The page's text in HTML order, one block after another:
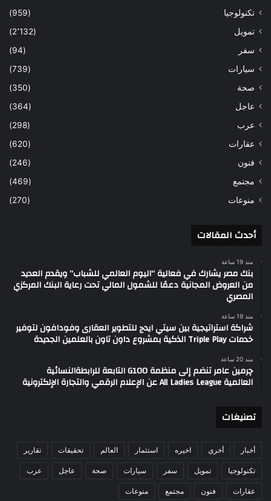
تكنولوجيا
(959)
تمويل
(2٬132)
سفر
(94)
سيارات
(739)
صحة
(350)
عاجل
(364)
عرب
(298)
عقارات
(620)
فنون
(246)
مجتمع
(469)
منوعات
(270)
أحدث المقالات
منذ 19 ساعة
بنك مصر يشارك في فعالية “اليوم العالمي للشباب” ويقدم العديد
من العروض المجانية دعمًا للشمول المالي تحت رعاية البنك المركزي
المصري
منذ 19 ساعة
شراكة استراتيجية بين سيتي ايدج للتطوير العقارى وفودافون لتوفير
خدمات Triple Play الذكية بمشروع داون تاون بالعلمين الجديدة
منذ 20 ساعة
چرمين عامر تنضم إلى منظمة G100 التابعة للرابطةالنسائية
العالمية All Ladies League عن الإعلام الرقمي والتجارة الإلكترونية
تصنيغات
أخبار أخري اخيره استثمار العالم تحقيقات تقارير
تكنولوجيا تمويل سفر سيارات صحة عاجل عرب
عقارات فنون مجتمع منوعات